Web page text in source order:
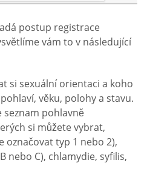
postup registrace
vám to v následující
si sexuální orientaci a koho
věku, polohy a stavu.
seznam pohlavně
si můžete vybrat,
označovat typ 1 nebo 2),
nebo C), chlamydie, syfilis,